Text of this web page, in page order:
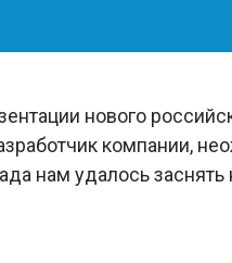
нового
компании,
нам удалось